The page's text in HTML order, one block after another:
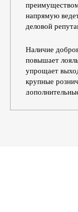
напрямую
деловой
Наличие
повышает
упрощает
крупные
стандарты, но